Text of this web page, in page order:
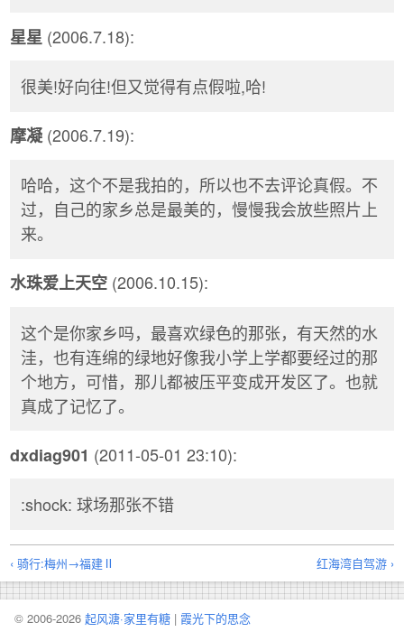
星星 (2006.7.18):
很美!好向往!但又觉得有点假啦,哈!
摩凝 (2006.7.19):
哈哈，这个不是我拍的，所以也不去评论真假。不
过，自己的家乡总是最美的，慢慢我会放些照片上
来。
水珠爱上天空 (2006.10.15):
这个是你家乡吗，最喜欢绿色的那张，有天然的水
洼，也有连绵的绿地好像我小学上学都要经过的那
个地方，可惜，那儿都被压平变成开发区了。也就
真成了记忆了。
dxdiag901 (2011-05-01 23:10):
:shock: 球场那张不错
‹ 骑行:梅州→福建Ⅱ 红海湾自驾游 ›
© 2006-2026 起风溏·家里有糖 | 霞光下的思念